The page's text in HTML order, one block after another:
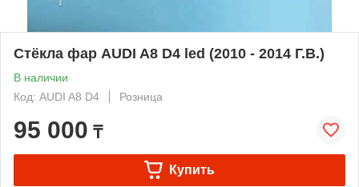
Стёкла фар AUDI A8 D4 led (2010 - 2014 Г.В.)
В наличии
Код: AUDI A8 D4
Розница
95 000 ₸
Купить